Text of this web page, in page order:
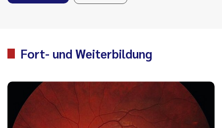
Fort- und Weiterbildung